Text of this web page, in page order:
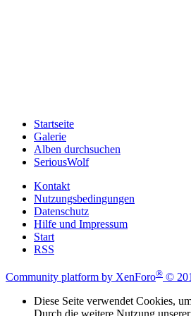
Startseite
Galerie
Alben durchsuchen
SeriousWolf
Kontakt
Nutzungsbedingungen
Datenschutz
Hilfe und Impressum
Start
RSS
Community platform by XenForo® ©
Diese Seite verwendet Cookies,
Durch die weitere Nutzung